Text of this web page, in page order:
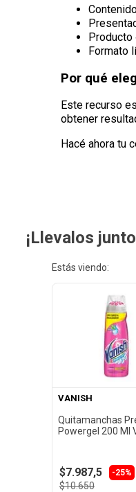
Formato
Por qué
Este recurso
obtener
Hacé ahora tu
¡Llevalos
Estás viendo:
VANISH
Quitamanchas
Powergel 200 Ml
$7.987,5 -25%
$10.650